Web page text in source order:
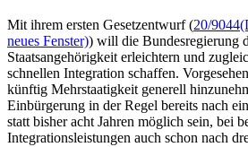
Mit ihrem ersten Gesetzentwurf (20/9044
neues Fenster)) will die Bundesregierung
Staatsangehörigkeit erleichtern und
schnellen Integration schaffen.
künftig Mehrstaatigkeit generell
Einbürgerung in der Regel bereits nach
statt bisher acht Jahren möglich sein, bei
Integrationsleistungen auch schon nach